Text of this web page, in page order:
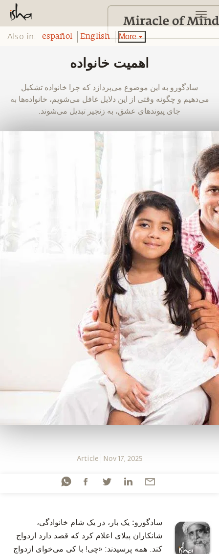
Also in: español English More
اهمیت خانواده
‫سادگورو به این موضوع می‌پردازد که چرا خانواده تشکیل
می‌دهیم و چگونه وقتی از این دلایل غافل می‌شویم، خانواده‌ها به
جای پیوندهای عشق، به زنجیر تبدیل می‌شوند.
Article Nov 17, 2025
سادگورو: یک بار، در یک شام خانوادگی،
شانکاران پیلای اعلام کرد که قصد دارد ازدواج
کند. همه پرسیدند: «چی! با کی می‌خوای ازدواج